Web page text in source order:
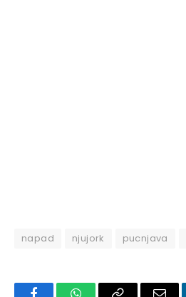
napad njujork pucnjava